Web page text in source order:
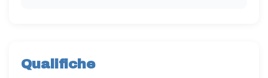
Qualifiche